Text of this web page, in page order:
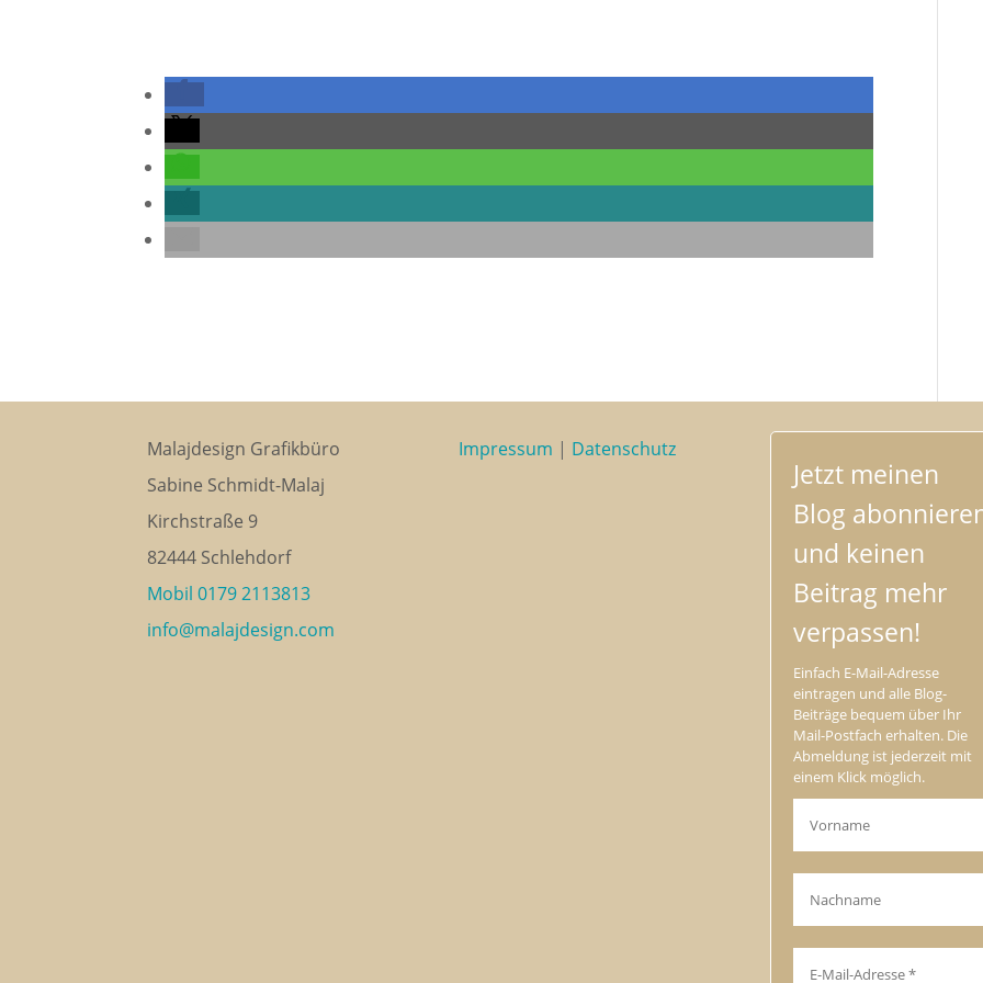
Malajdesign Grafikbüro
Sabine Schmidt-Malaj
Kirchstraße 9
82444 Schlehdorf
Mobil 0179 2113813
info@malajdesign.com
Impressum | Datenschutz
Jetzt meinen
Blog
und keinen
Beitrag mehr
verpassen!
Einfach E-Mail-Adresse
eintragen und alle Blog-
Beiträge bequem über Ihr
Mail-Postfach erhalten. Die
Abmeldung ist jederzeit mit
einem Klick möglich.